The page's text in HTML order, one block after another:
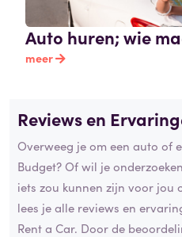
Auto huren; wie
meer
Reviews en
Overweeg je om een auto of
Budget? Of wil je
iets zou kunnen zijn voor jou
lees je alle reviews en
Rent a Car. Door de